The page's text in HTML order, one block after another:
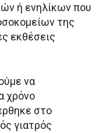
ή ενηλίκων που
της
εκθέσεις
να
χρόνο
στο
γιατρός